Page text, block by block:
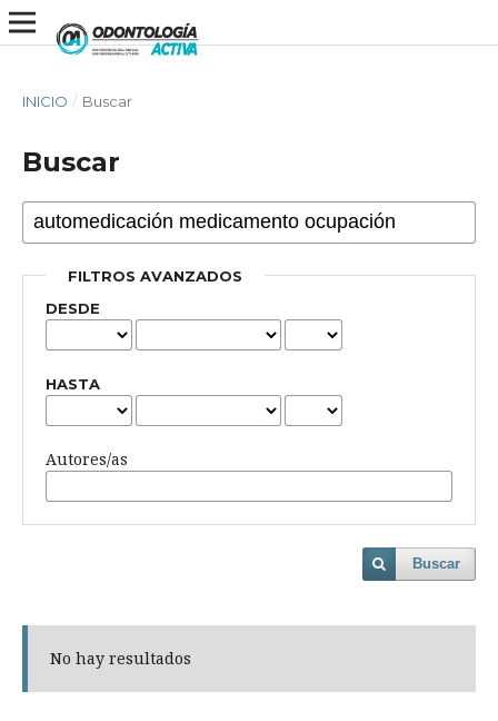
INICIO / Buscar
Buscar
FILTROS AVANZADOS
DESDE
HASTA
Autores/as
Buscar
No hay resultados